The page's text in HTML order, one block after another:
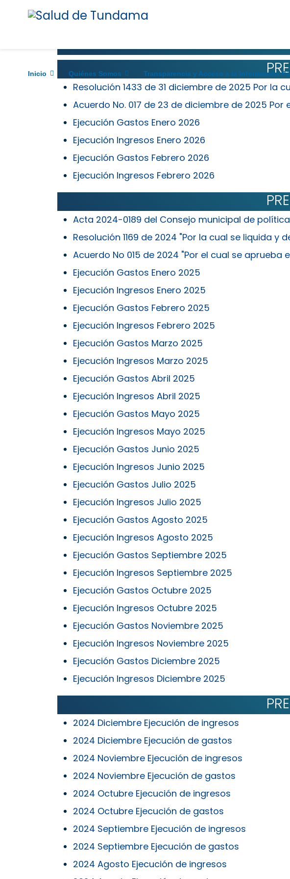
Inicio Quiénes Somos Transparencia y Acceso a la Información
Resolución 1433 de 31 diciembre de 2025 Por la
Acuerdo No. 017 de 23 de diciembre de 2025
Ejecución Gastos Enero 2026
Ejecución Ingresos Enero 2026
Ejecución Gastos Febrero 2026
Ejecución Ingresos Febrero 2026
Acta 2024-0189 del Consejo municipal de
Resolución 1169 de 2024 "Por la cual se liquida y
Acuerdo No 015 de 2024 "Por el cual se aprueba
Ejecución Gastos Enero 2025
Ejecución Ingresos Enero 2025
Ejecución Gastos Febrero 2025
Ejecución Ingresos Febrero 2025
Ejecución Gastos Marzo 2025
Ejecución Ingresos Marzo 2025
Ejecución Gastos Abril 2025
Ejecución Ingresos Abril 2025
Ejecución Gastos Mayo 2025
Ejecución Ingresos Mayo 2025
Ejecución Gastos Junio 2025
Ejecución Ingresos Junio 2025
Ejecución Gastos Julio 2025
Ejecución Ingresos Julio 2025
Ejecución Gastos Agosto 2025
Ejecución Ingresos Agosto 2025
Ejecución Gastos Septiembre 2025
Ejecución Ingresos Septiembre 2025
Ejecución Gastos Octubre 2025
Ejecución Ingresos Octubre 2025
Ejecución Gastos Noviembre 2025
Ejecución Ingresos Noviembre 2025
Ejecución Gastos Diciembre 2025
Ejecución Ingresos Diciembre 2025
2024 Diciembre Ejecución de ingresos
2024 Diciembre Ejecución de gastos
2024 Noviembre Ejecución de ingresos
2024 Noviembre Ejecución de gastos
2024 Octubre Ejecución de ingresos
2024 Octubre Ejecución de gastos
2024 Septiembre Ejecución de ingresos
2024 Septiembre Ejecución de gastos
2024 Agosto Ejecución de ingresos